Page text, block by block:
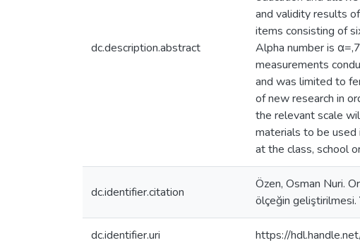
dc.description.abstract
and validity results
items consisting of
Alpha number is
measurements
and was limited to
of new research in
the relevant scale
materials to be used
at the class, school
dc.identifier.citation
Özen, Osman Nuri.
ölçeğin geliştirilmesi.
dc.identifier.uri https://